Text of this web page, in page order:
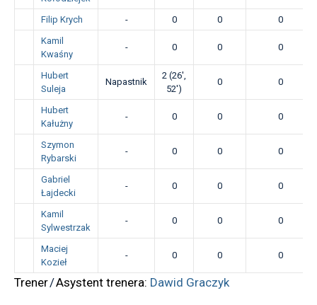
Filip Krych - 0 0
0
Kamil
Kwaśny
- 0 0 0
Hubert
Suleja
Napastnik
2 (26',
52')
0 0
Hubert
Kałużny
- 0 0 0
Szymon
Rybarski
- 0 0 0
Gabriel
Łajdecki
- 0 0 0
Kamil
Sylwestrzak
- 0 0 0
Maciej
Kozieł
- 0 0 0
Trener/Asystent trenera: Dawid Graczyk